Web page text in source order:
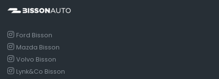
Ford Bisson
Mazda Bisson
Volvo Bisson
Lynk&Co Bisson